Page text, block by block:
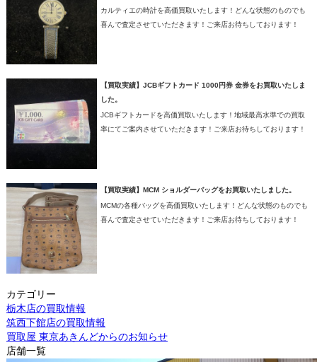
カルティエの時計を高価買取いたします！どんな状態のものでも
喜んで査定させていただきます！ご来店お待ちしております！
【買取実績】JCBギフトカード 1000円券 金券をお買取いたしま
した。
JCBギフトカードを高価買取いたします！地域最高水準での買取
率にてご案内させていただきます！ご来店お待ちしております！
【買取実績】MCM ショルダーバッグをお買取いたしました。
MCMの各種バッグを高価買取いたします！どんな状態のものでも
喜んで査定させていただきます！ご来店お待ちしております！
カテゴリー
栃木店の買取情報
筑西下館店の買取情報
買取屋 東京あきんどからのお知らせ
店舗一覧